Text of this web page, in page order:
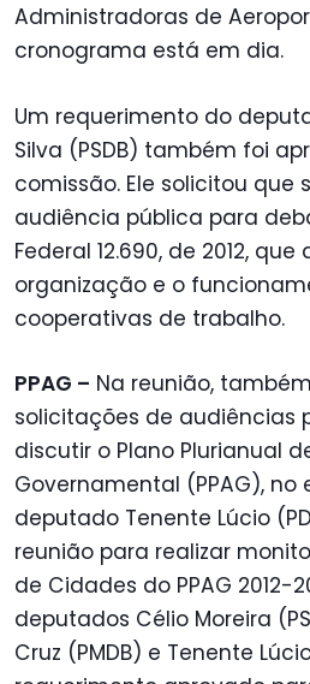
Administradoras de
cronograma está em dia.
Um requerimento do
Silva (PSDB) também foi
comissão. Ele solicitou que
audiência pública para
Federal 12.690, de 2012,
organização e o
cooperativas de trabalho.
PPAG – Na reunião,
solicitações de audiências
discutir o Plano Plurianual
Governamental (PPAG), no
deputado Tenente Lúcio
reunião para realizar
de Cidades do PPAG 2012-
deputados Célio Moreira
Cruz (PMDB) e Tenente